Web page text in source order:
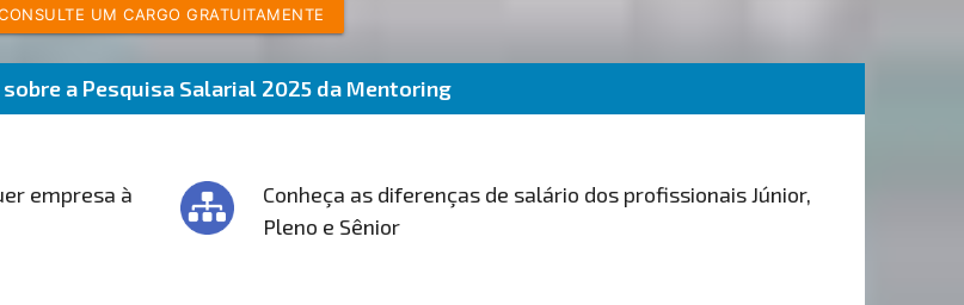
UM CARGO GRATUITAMENTE
a Pesquisa Salarial 2025 da Mentoring
empresa à
Conheça as diferenças de salário dos profissionais Júnior,
Pleno e Sênior